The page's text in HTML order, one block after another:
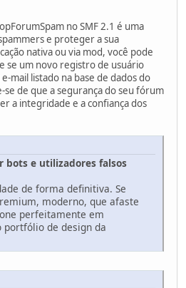
no SMF 2.1 é uma
e proteger a sua
nativa ou via mod, você pode
se um novo registro de usuário
mail listado na base de dados do
de que a segurança do seu fórum
a integridade e a confiança dos
bots e utilizadores falsos
de forma definitiva. Se
moderno, que afaste
perfeitamente em
portfólio de design da